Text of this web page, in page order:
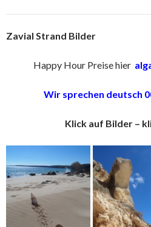
Zavial Strand Bilder
Happy Hour Preise hier
Wir sprechen deutsch
Klick auf Bilder –